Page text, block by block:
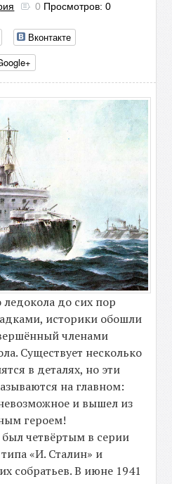
0 Просмотров: 0
Вконтакте
ледокола до сих пор
историки обошли
членами
Существует несколько
в деталях, но эти
на главном:
и вышел из
героем!
четвёртым в серии
«И. Сталин» и
собратьев. В июне 1941